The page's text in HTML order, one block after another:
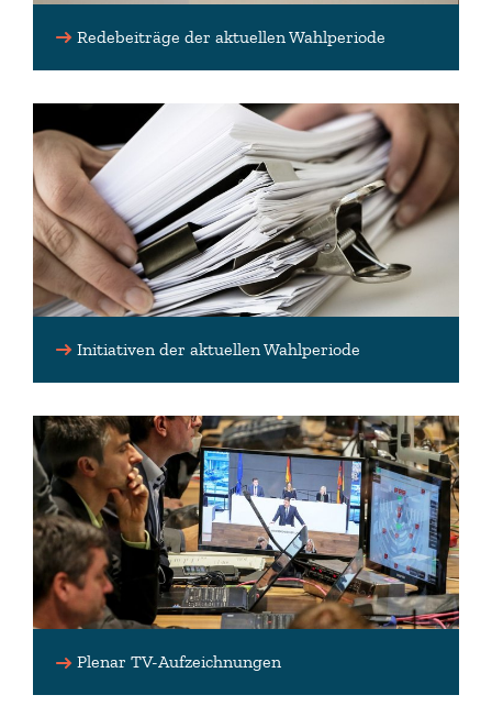
Redebeiträge der aktuellen Wahlperiode
Initiativen der aktuellen Wahlperiode
Plenar TV-Aufzeichnungen